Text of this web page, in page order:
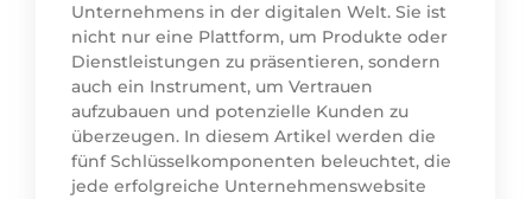
Unternehmens in der digitalen Welt. Sie ist
nicht nur eine Plattform, um Produkte oder
Dienstleistungen zu präsentieren, sondern
auch ein Instrument, um Vertrauen
aufzubauen und potenzielle Kunden zu
überzeugen. In diesem Artikel werden die
fünf Schlüsselkomponenten beleuchtet, die
jede erfolgreiche Unternehmenswebsite